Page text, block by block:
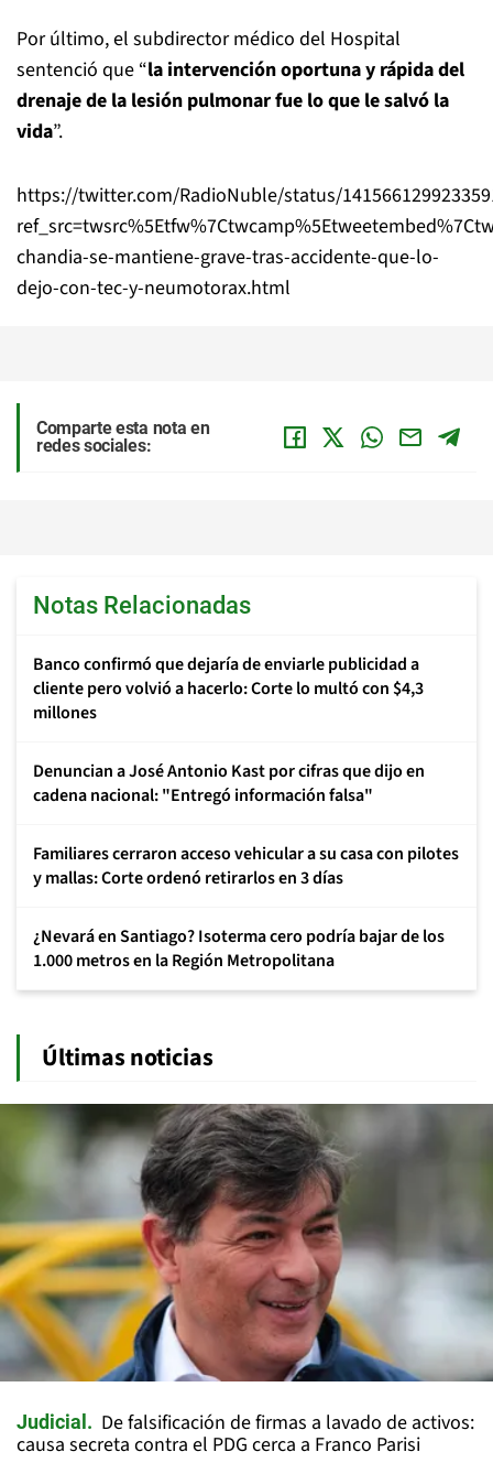
Por último, el subdirector médico del Hospital
sentenció que “la intervención oportuna y rápida del
drenaje de la lesión pulmonar fue lo que le salvó la
vida”.
https://twitter.com/RadioNuble/status/
chandia-se-mantiene-grave-tras-accidente-que-lo-
dejo-con-tec-y-neumotorax.html
Comparte esta nota en
redes sociales:
Notas Relacionadas
Banco confirmó que dejaría de enviarle publicidad a
cliente pero volvió a hacerlo: Corte lo multó con $4,3
millones
Denuncian a José Antonio Kast por cifras que dijo en
cadena nacional: "Entregó información falsa"
Familiares cerraron acceso vehicular a su casa con pilotes
y mallas: Corte ordenó retirarlos en 3 días
¿Nevará en Santiago? Isoterma cero podría bajar de los
1.000 metros en la Región Metropolitana
Últimas noticias
Judicial
De falsificación de firmas a lavado de activos:
causa secreta contra el PDG cerca a Franco Parisi